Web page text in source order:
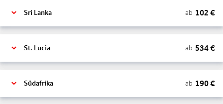
Sri Lanka ab 102 €
St. Lucia ab 534€
Südafrika ab 190€